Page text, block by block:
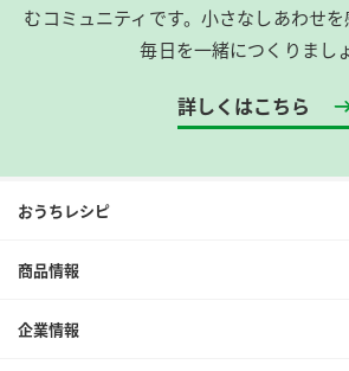
むコミュニティです。​小さなしあわせ
毎日を一緒につくりまし
詳しくはこちら
おうちレシピ
商品情報
企業情報